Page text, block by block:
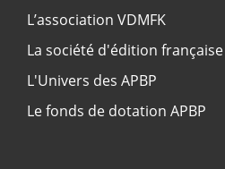
L’association VDMFK
La société d'édition française
L'Univers des APBP
Le fonds de dotation APBP